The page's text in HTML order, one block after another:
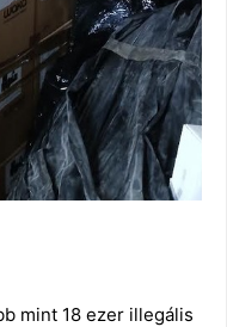
mint 18 ezer illegális